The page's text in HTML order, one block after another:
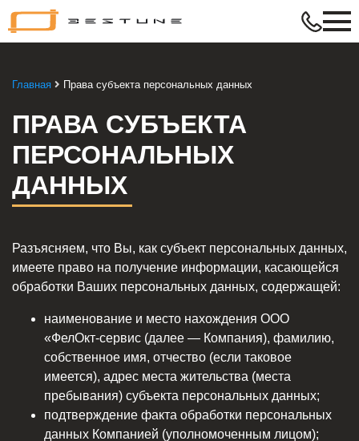
жизни
Главная Права субъекта персональных данных
ПРАВА СУБЪЕКТА
ПЕРСОНАЛЬНЫХ
ДАННЫХ
Разъясняем, что Вы, как субъект персональных данных,
имеете право на получение информации, касающейся
обработки Ваших персональных данных, содержащей:
наименование и место нахождения ООО
«ФелОкт-сервис (далее — Компания), фамилию,
собственное имя, отчество (если таковое
имеется), адрес места жительства (места
пребывания) субъекта персональных данных;
подтверждение факта обработки персональных
данных Компанией (уполномоченным лицом);